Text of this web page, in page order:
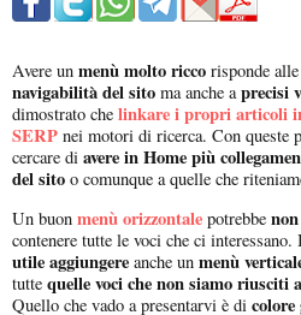
Avere un menù molto ricco risponde
navigabilità del sito ma anche aprecisi
dimostrato che linkare i propri articoli
SERP nei motori di ricerca. Con queste
cercare di avere in Home più
del sito o comunque a quelle che
Un buon menù orizzontale potrebbe
contenere tutte le voci che ci
utile aggiungere anche un menù
tutte quelle voci che non siamo
Quello che vado a presentarvi è di